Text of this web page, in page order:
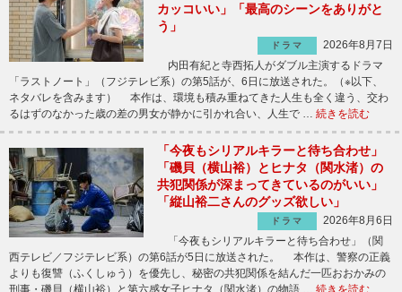
カッコいい」「最高のシーンをありがと
う」
ドラマ
2026年8月7日
内田有紀と寺西拓人がダブル主演するドラマ
「ラストノート」（フジテレビ系）の第5話が、6日に放送された。（※以下、
ネタバレを含みます） 本作は、環境も積み重ねてきた人生も全く違う、交わ
るはずのなかった歳の差の男女が静かに引かれ合い、人生で … 続きを読む
「今夜もシリアルキラーと待ち合わせ」
「磯貝（横山裕）とヒナタ（関水渚）の
共犯関係が深まってきているのがいい」
「縦山裕二さんのグッズ欲しい」
ドラマ
2026年8月6日
「今夜もシリアルキラーと待ち合わせ」（関
西テレビ／フジテレビ系）の第6話が5日に放送された。 本作は、警察の正義
よりも復讐（ふくしゅう）を優先し、秘密の共犯関係を結んだ一匹おおかみの
刑事・磯貝（横山裕）と第六感女子ヒナタ（関水渚）の物語 … 続きを読む